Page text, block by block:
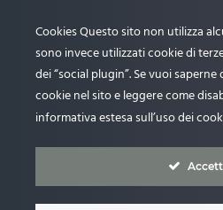
Privacy Policy
Web Privacy Policy
Company
Codice Etico
Politica Qualità/Ambiente
Cookies Questo sito non utilizza
sono invece utilizzati cookie di
dei “social plugin”. Se vuoi
cookie nel sito e leggere come
informativa estesa sull’uso dei